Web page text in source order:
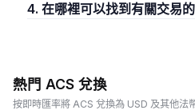
4. 在哪裡可以找到有關交易
熱門 ACS 兌換
按即時匯率將 ACS 兌換為 USD 及其他